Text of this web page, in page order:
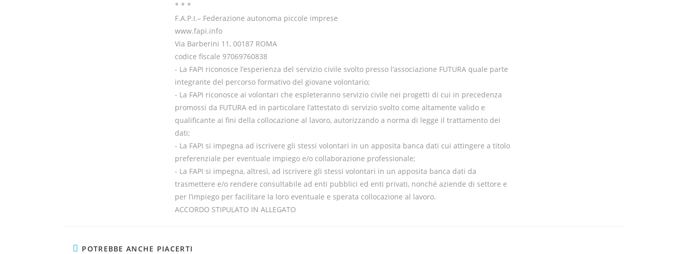
* * *
F.A.P.I.– Federazione autonoma piccole imprese
www.fapi.info
Via Barberini 11, 00187 ROMA
codice fiscale 97069760838
- La FAPI riconosce l’esperienza del servizio civile svolto presso l’associazione FUTURA quale parte
integrante del percorso formativo del giovane volontario;
- La FAPI riconosce ai volontari che espleteranno servizio civile nei progetti di cui in precedenza
promossi da FUTURA ed in particolare l’attestato di servizio svolto come altamente valido e
qualificante ai fini della collocazione al lavoro, autorizzando a norma di legge il trattamento dei
dati;
- La FAPI si impegna ad iscrivere gli stessi volontari in un apposita banca dati cui attingere a titolo
preferenziale per eventuale impiego e/o collaborazione professionale;
- La FAPI si impegna, altresì, ad iscrivere gli stessi volontari in un apposita banca dati da
trasmettere e/o rendere consultabile ad enti pubblici ed enti privati, nonché aziende di settore e
per l’impiego per facilitare la loro eventuale e sperata collocazione al lavoro.
ACCORDO STIPULATO IN ALLEGATO
POTREBBE ANCHE PIACERTI